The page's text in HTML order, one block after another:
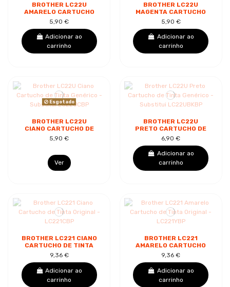
BROTHER LC22U
AMARELO CARTUCHO
DE TINTA GENÉRICO -
SUBSTITUI LC22UYBP
5,90 €
Adicionar ao
carrinho
BROTHER LC22U
MAGENTA CARTUCHO
DE TINTA GENÉRICO -
SUBSTITUI LC22UMBP
5,90 €
Adicionar ao
carrinho
Esgotado
BROTHER LC22U
CIANO CARTUCHO DE
TINTA GENÉRICO -
SUBSTITUI LC22UCBP
5,90 €
Ver
BROTHER LC22U
PRETO CARTUCHO DE
TINTA GENÉRICO -
SUBSTITUI
LC22UBKBP
6,90 €
Adicionar ao
carrinho
BROTHER LC221 CIANO
CARTUCHO DE TINTA
ORIGINAL - LC221CBP
9,36 €
Adicionar ao
carrinho
BROTHER LC221
AMARELO CARTUCHO
DE TINTA ORIGINAL -
LC221YBP
9,36 €
Adicionar ao
carrinho